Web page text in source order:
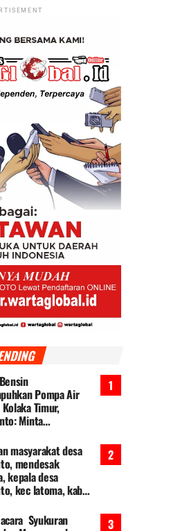
Pompa Air
Timur,
Minta
masyarakat desa
mendesak
kepala desa
kec latoma, kab
Syukuran